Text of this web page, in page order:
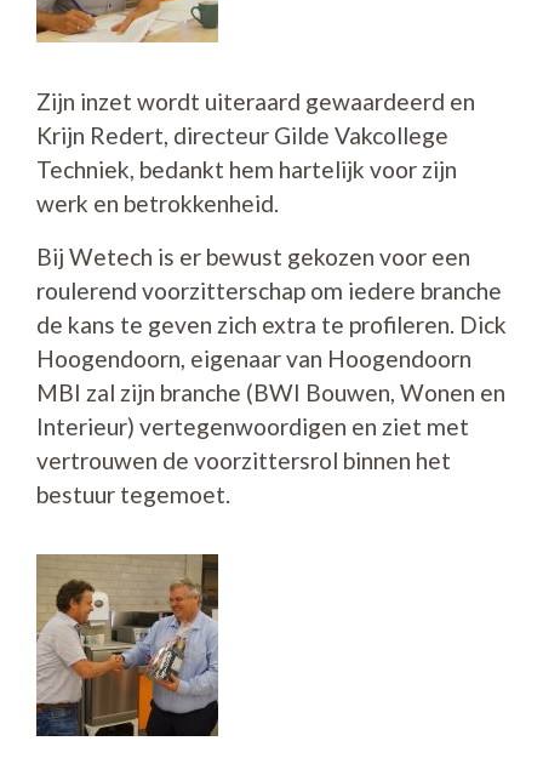
Zijn inzet wordt uiteraard gewaardeerd en
Krijn Redert, directeur Gilde Vakcollege
Techniek, bedankt hem hartelijk voor zijn
werk en betrokkenheid.
Bij Wetech is er bewust gekozen voor een
roulerend voorzitterschap om iedere branche
de kans te geven zich extra te profileren. Dick
Hoogendoorn, eigenaar van Hoogendoorn
MBI zal zijn branche (BWI Bouwen, Wonen en
Interieur) vertegenwoordigen en ziet met
vertrouwen de voorzittersrol binnen het
bestuur tegemoet.